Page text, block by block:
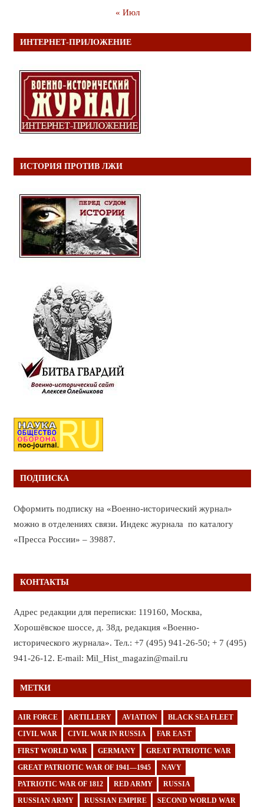
« Июл
ИНТЕРНЕТ-ПРИЛОЖЕНИЕ
ИСТОРИЯ ПРОТИВ ЛЖИ
ПОДПИСКА
Оформить подписку на «Военно-исторический журнал»
можно в отделениях связи. Индекс журнала по каталогу
«Пресса России» – 39887.
КОНТАКТЫ
Адрес редакции для переписки: 119160, Москва,
Хорошёвское шоссе, д. 38д, редакция «Военно-
исторического журнала». Тел.: +7 (495) 941-26-50; + 7 (495)
941-26-12. E-mail: Mil_Hist_magazin@mail.ru
МЕТКИ
AIR FORCE ARTILLERY AVIATION BLACK SEA FLEET
CIVIL WAR CIVIL WAR IN RUSSIA FAR EAST
FIRST WORLD WAR GERMANY GREAT PATRIOTIC WAR
GREAT PATRIOTIC WAR OF 1941—1945 NAVY
PATRIOTIC WAR OF 1812 RED ARMY RUSSIA
RUSSIAN ARMY RUSSIAN EMPIRE SECOND WORLD WAR